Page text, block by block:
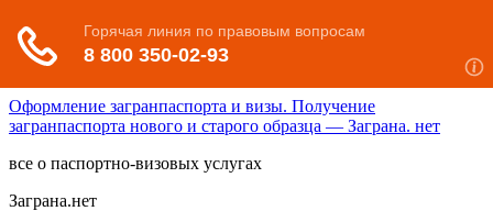
Оформление загранпаспорта и визы. Получение
загранпаспорта нового и старого образца — Заграна. нет
все о паспортно-визовых услугах
Заграна.нет